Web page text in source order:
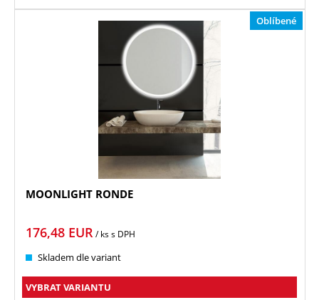
Oblíbené
MOONLIGHT RONDE
176,48 EUR/ kss DPH
Skladem dle variant
VYBRAT VARIANTU